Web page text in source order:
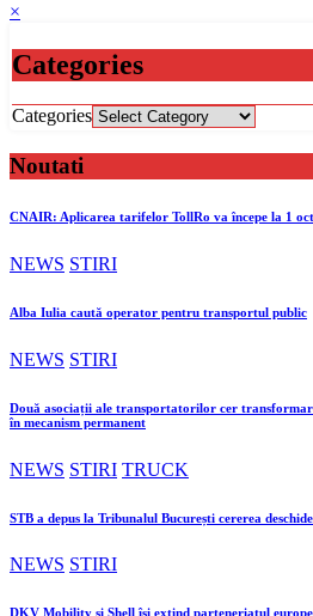
×
Categories
Categories
Noutati
CNAIR: Aplicarea tarifelor TollRo va începe la 1
NEWS STIRI
Alba Iulia caută operator pentru transportul public
NEWS STIRI
Două asociații ale transportatorilor cer
în mecanism permanent
NEWS STIRI TRUCK
STB a depus la Tribunalul București cererea
NEWS STIRI
DKV Mobility și Shell își extind parteneriatul